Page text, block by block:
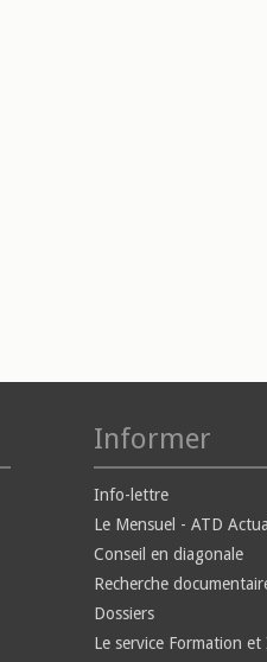
Informer
Info-lettre
Le Mensuel - ATD
Conseil en diagonale
Recherche
Dossiers
Le service Formation